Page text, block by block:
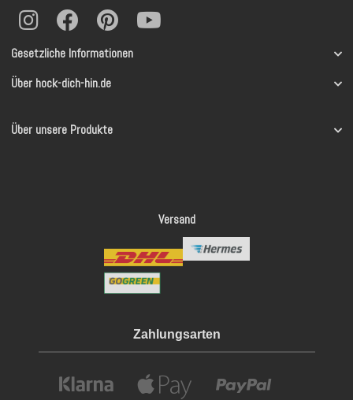
Gesetzliche Informationen
Über hock-dich-hin.de
Über unsere Produkte
Versand
Zahlungsarten